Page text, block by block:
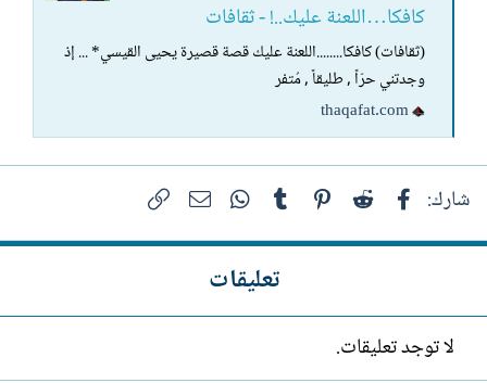
كافكا…اللعنة عليك..! - ثقافات
(ثقافات) كافكا........اللعنة عليك قصة قصيرة يحيى القيسي* ... إذ
وجدتني حرّاً , طليقاً , مُتفر
thaqafat.com
شارك: فيسبوك Reddit
Pinterest
Tumblr
WhatsAppالبريد الإلكتروني
تعليقات
لا توجد تعليقات.